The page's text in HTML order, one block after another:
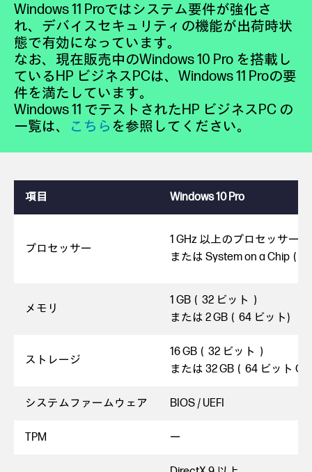
Windows 11 Proではシステム要件が強化さ
れ、デバイスセキュリティの機能が出荷時状
態で有効になっています。
なお、現在販売中のWindows 10 Pro を搭載し
ているHP ビジネスPCは、Windows 11 Proの要
件を満たしています。
Windows 11 でテストされたHP ビジネスPC の
一覧は、
こちら を参照してください。
項目 Windows 10 Pro
プロセッサー
1 GHz 以上のプロセッサー
または System on a Chip（
メモリ
1 GB（32 ビット）
または 2 GB（64 ビット)
ストレージ
16 GB（32 ビット）
または 32 GB（64 ビット
システムファームウェア BIOS / UEFI
TPM ー